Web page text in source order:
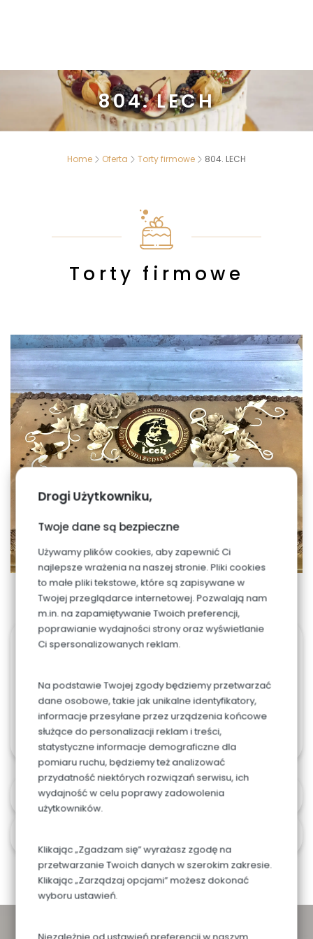
Drogi Użytkowniku,
Twoje dane są bezpieczne
Używamy plików cookies, aby zapewnić Ci
najlepsze wrażenia na naszej stronie. Pliki cookies
to małe pliki tekstowe, które są zapisywane w
Twojej przeglądarce internetowej. Pozwalają nam
m.in. na zapamiętywanie Twoich preferencji,
poprawianie wydajności strony oraz wyświetlanie
Ci spersonalizowanych reklam.
Na podstawie Twojej zgody będziemy przetwarzać
dane osobowe, takie jak unikalne identyfikatory,
informacje przesyłane przez urządzenia końcowe
służące do personalizacji reklam i treści,
statystyczne informacje demograficzne dla
pomiaru ruchu, będziemy też analizować
przydatność niektórych rozwiązań serwisu, ich
wydajność w celu poprawy zadowolenia
użytkowników.
Klikając „Zgadzam się” wyrażasz zgodę na
przetwarzanie Twoich danych w szerokim zakresie.
Klikając „Zarządzaj opcjami” możesz dokonać
wyboru ustawień.
804. LECH
Home Oferta Torty firmowe 804. LECH
Torty firmowe
804. LECH
Alergeny